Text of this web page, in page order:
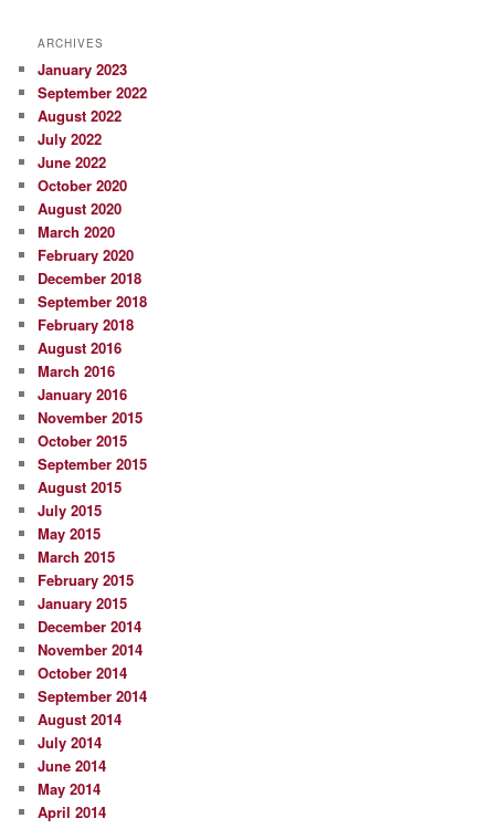
ARCHIVES
January 2023
September 2022
August 2022
July 2022
June 2022
October 2020
August 2020
March 2020
February 2020
December 2018
September 2018
February 2018
August 2016
March 2016
January 2016
November 2015
October 2015
September 2015
August 2015
July 2015
May 2015
March 2015
February 2015
January 2015
December 2014
November 2014
October 2014
September 2014
August 2014
July 2014
June 2014
May 2014
April 2014